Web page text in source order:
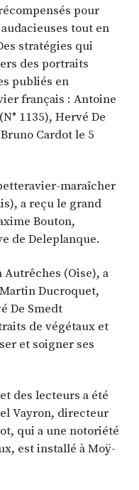
pour
tout en
stratégies qui
des portraits
publiés en
français : Antoine
1135), Hervé De
Cardot le 5
maraîcher
a reçu le grand
Bouton,
de Deleplanque.
(Oise), a
Ducroquet,
De Smedt
de végétaux et
et soigner ses
des lecteurs a été
Vayron, directeur
qui a une notoriété
est installé à Moÿ-